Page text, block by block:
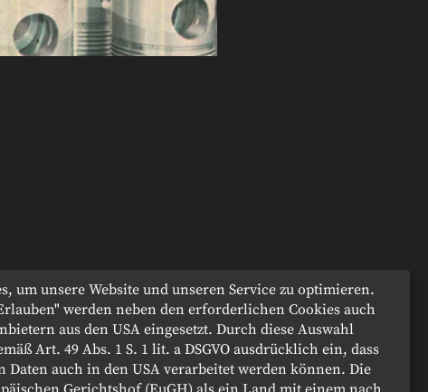
um unsere Website und unseren Service zu optimieren.
werden neben den erforderlichen Cookies auch
aus den USA eingesetzt. Durch diese Auswahl
Art. 49 Abs. 1 S. 1 lit. a DSGVO ausdrücklich ein, dass
auch in den USA verarbeitet werden können. Die